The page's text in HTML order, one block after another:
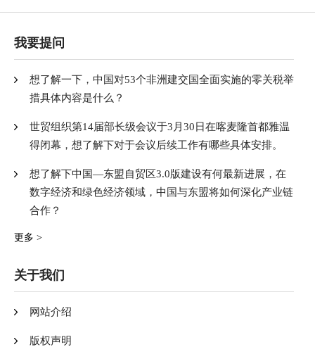
我要提问
想了解一下，中国对53个非洲建交国全面实施的零关税举
措具体内容是什么？
世贸组织第14届部长级会议于3月30日在喀麦隆首都雅温
得闭幕，想了解下对于会议后续工作有哪些具体安排。
想了解下中国—东盟自贸区3.0版建设有何最新进展，在
数字经济和绿色经济领域，中国与东盟将如何深化产业链
合作？
更多 >
关于我们
网站介绍
版权声明